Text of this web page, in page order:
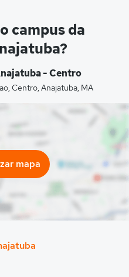
campus da
- Centro
Centro, Anajatuba, MA
mapa